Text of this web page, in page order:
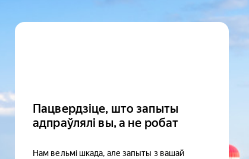
Пацвердзіце, што запыты
адпраўлялі вы, а не робат
Нам вельмі шкада, але запыты з вашай